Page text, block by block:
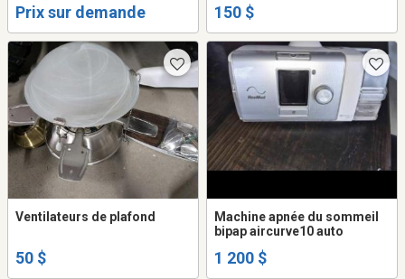
Prix sur demande 150 $
Ventilateurs de plafond
50 $
Machine apnée du sommeil
bipap aircurve10 auto
1 200 $